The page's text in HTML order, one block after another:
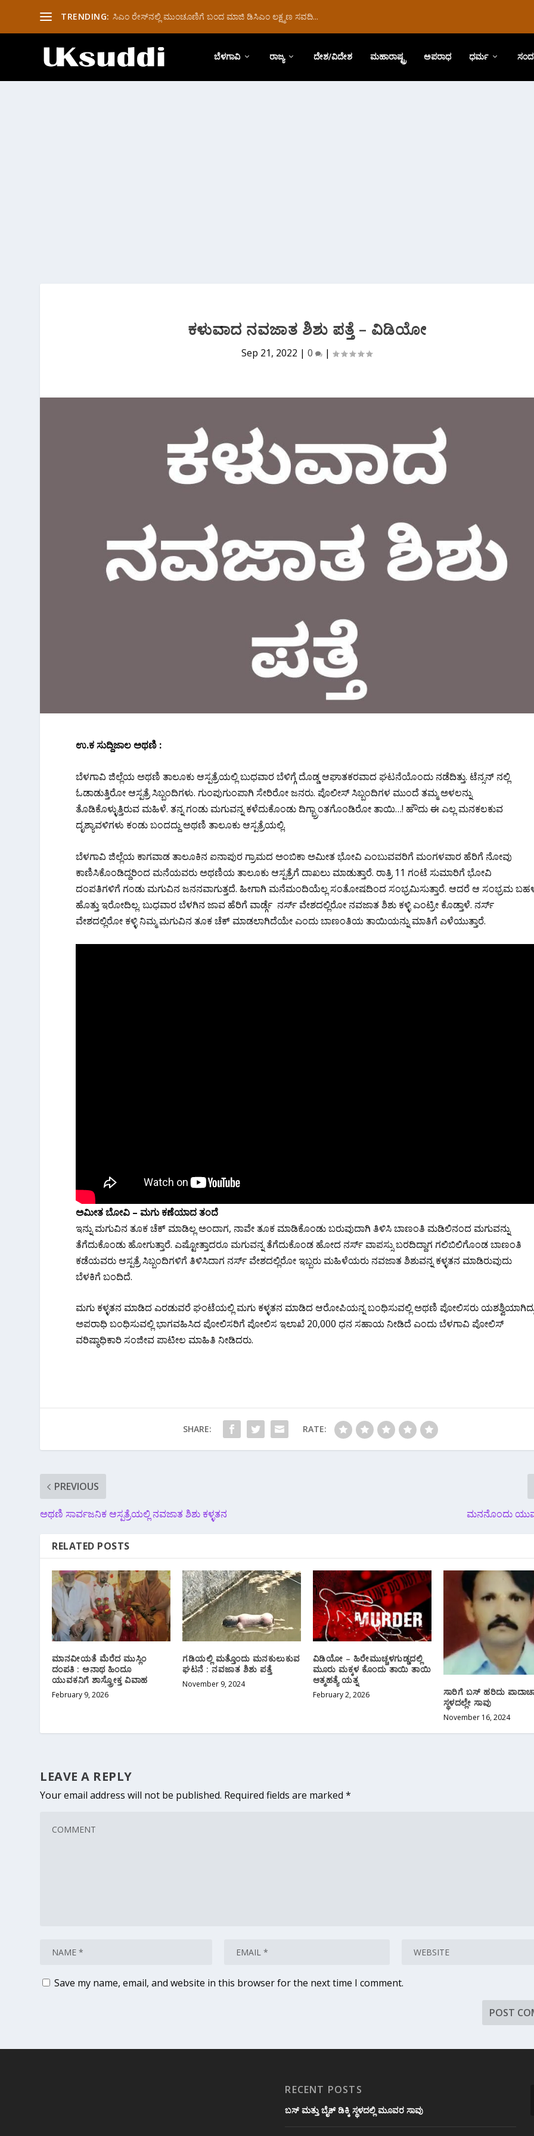
TRENDING: ಸಿಎಂ ರೇಸ್‌ನಲ್ಲಿ ಮುಂಚೂಣಿಗೆ ಬಂದ ಮಾಜಿ ಡಿಸಿಎಂ ಲಕ್ಷ್ಮಣ ಸವದಿ...
ಬೆಳಗಾವಿ ರಾಜ್ಯ ದೇಶ/ವಿದೇಶ ಮಹಾರಾಷ್ಟ್ರ ಅಪರಾಧ ಧರ್ಮ
ಕಳುವಾದ ನವಜಾತ ಶಿಶು ಪತ್ತೆ – ವಿಡಿಯೋ
Sep 21, 2022 |0 |
ಉ.ಕ ಸುದ್ದಿಜಾಲ ಅಥಣಿ :
ಬೆಳಗಾವಿ‌ ಜಿಲ್ಲೆಯ ಅಥಣಿ ತಾಲೂಕು ಆಸ್ಪತ್ರೆಯಲ್ಲಿ ಬುಧವಾರ ಬೆಳಿಗ್ಗೆ ದೊಡ್ಡ ಆಘಾತಕರವಾದ ಘಟನೆಯೊಂದು ನಡೆದಿತ್ತು. ಟೆನ್ಸನ್ ನಲ್ಲಿ
ಓಡಾಡುತ್ತಿರೋ ಆಸ್ಪತ್ರೆ ಸಿಬ್ಬಂದಿಗಳು. ಗುಂಪುಗುಂಪಾಗಿ ಸೇರಿರೋ ಜನರು. ಪೊಲೀಸ್ ಸಿಬ್ಬಂದಿಗಳ ಮುಂದೆ ತಮ್ಮ ಅಳಲನ್ನು
ತೊಡಿಕೊಳ್ಳುತ್ತಿರುವ ಮಹಿಳೆ. ತನ್ನ ಗಂಡು ಮಗುವನ್ನ ಕಳೆದುಕೊಂಡು ದಿಗ್ಭ್ರಾಂತಗೊಂಡಿರೋ ತಾಯಿ…! ಹೌದು ಈ ಎಲ್ಲ ಮನಕಲಕುವ
ದೃಶ್ಯಾವಳಿಗಳು ಕಂಡು ಬಂದದ್ದು ಅಥಣಿ ತಾಲೂಕು ಆಸ್ಪತ್ರೆಯಲ್ಲಿ.
ಬೆಳಗಾವಿ‌ ಜಿಲ್ಲೆಯ ಕಾಗವಾಡ ತಾಲೂಕಿನ ಐನಾಪುರ ಗ್ರಾಮದ ಅಂಬಿಕಾ ಅಮೀತ ಭೋವಿ ಎಂಬುವವರಿಗೆ ಮಂಗಳವಾರ ಹೆರಿಗೆ ನೋವು
ಕಾಣಿಸಿಕೊಂಡಿದ್ದರಿಂದ ಮನೆಯವರು ಅಥಣಿಯ ತಾಲೂಕು ಆಸ್ಪತ್ರೆಗೆ ದಾಖಲು ಮಾಡುತ್ತಾರೆ. ರಾತ್ರಿ 11 ಗಂಟೆ ಸುಮಾರಿಗೆ ಭೋವಿ
ದಂಪತಿಗಳಿಗೆ ಗಂಡು ಮಗುವಿನ ಜನನವಾಗುತ್ತದೆ. ಹೀಗಾಗಿ ಮನೆಮಂದಿಯೆಲ್ಲ ಸಂತೋಷದಿಂದ ಸಂಭ್ರಮಿಸುತ್ತಾರೆ. ಆದರೆ ಆ ಸಂಭ್ರಮ
ಹೊತ್ತು ಇರೋದಿಲ್ಲ. ಬುಧವಾರ ಬೆಳಗಿನ ಜಾವ ಹೆರಿಗೆ ವಾರ್ಡ್ಗೆ ನರ್ಸ್ ವೇಶದಲ್ಲಿರೋ ನವಜಾತ ಶಿಶು ಕಳ್ಳಿ ಎಂಟ್ರೀ ಕೊಡ್ತಾಳೆ. ನರ್ಸ್
ವೇಶದಲ್ಲಿರೋ ಕಳ್ಳಿ ನಿಮ್ಮ ಮಗುವಿನ ತೂಕ ಚೆಕ್ ಮಾಡಲಾಗಿದೆಯೇ ಎಂದು ಬಾಣಂತಿಯ ತಾಯಿಯನ್ನು ಮಾತಿಗೆ ಎಳೆಯುತ್ತಾರೆ.
ಅಮೀತ ಬೋವಿ – ಮಗು ಕಣೆಯಾದ ತಂದೆ
ಇನ್ನು ಮಗುವಿನ ತೂಕ ಚೆಕ್ ಮಾಡಿಲ್ಲ ಅಂದಾಗ, ನಾವೇ ತೂಕ ಮಾಡಿಕೊಂಡು ಬರುವುದಾಗಿ ತಿಳಿಸಿ ಬಾಣಂತಿ ಮಡಿಲಿನಂದ ಮಗುವನ್ನು
ತೆಗೆದುಕೊಂಡು ಹೋಗುತ್ತಾರೆ. ಎಷ್ಟೋತ್ತಾದರೂ ಮಗುವನ್ನ ತೆಗೆದುಕೊಂಡ ಹೋದ ನರ್ಸ್ ವಾಪಸ್ಸು ಬರದಿದ್ದಾಗ ಗಲಿಬಿಲಿಗೊಂಡ ಬಾಣಂತಿ
ಕಡೆಯವರು ಆಸ್ಪತ್ರೆ ಸಿಬ್ಬಂದಿಗಳಿಗೆ ತಿಳಿಸಿದಾಗ ನರ್ಸ್ ವೇಶದಲ್ಲಿರೋ ಇಬ್ಬರು ಮಹಿಳೆಯರು ನವಜಾತ ಶಿಶುವನ್ನ ಕಳ್ಳತನ ಮಾಡಿರುವುದು
ಬೆಳಕಿಗೆ ಬಂದಿದೆ.
ಮಗು ಕಳ್ಳತನ ಮಾಡಿದ ಎರಡುವರೆ ಘಂಟೆಯಲ್ಲಿ ಮಗು ಕಳ್ಳತನ ಮಾಡಿದ ಆರೋಪಿಯನ್ನ ಬಂಧಿಸುವಲ್ಲಿ ಅಥಣಿ‌ ಪೋಲಿಸರು‌
ಅಪರಾಧಿ ಬಂಧಿಸುವಲ್ಲಿ ಭಾಗವಹಿಸಿದ ಪೋಲಿಸರಿಗೆ ಪೋಲಿಸ ಇಲಾಖೆ 20,000 ಧನ ಸಹಾಯ ನೀಡಿದೆ ಎಂದು ಬೆಳಗಾವಿ ಪೋಲಿಸ್
ವರಿಷ್ಠಾಧಿಕಾರಿ‌ ಸಂಜೀವ ಪಾಟೀಲ ಮಾಹಿತಿ‌ ನೀಡಿದರು.
SHARE: RATE:
PREVIOUS
ಅಥಣಿ ಸಾರ್ವಜನಿಕ ಆಸ್ಪತ್ರೆಯಲ್ಲಿ ನವಜಾತ ಶಿಶು ಕಳ್ಳತನ ಮನನೊಂದು
RELATED POSTS
ಮಾನವೀಯತೆ ಮೆರೆದ ಮುಸ್ಲಿಂ
ದಂಪತಿ : ಅನಾಥ ಹಿಂದೂ
ಯುವಕನಿಗೆ ಶಾಸ್ತ್ರೋಕ್ತ ವಿವಾಹ
February 9, 2026
ಗಡಿಯಲ್ಲಿ ಮತ್ತೊಂದು ಮನಕುಲುಕುವ
ಘಟನೆ : ನವಜಾತ ಶಿಶು ಪತ್ತೆ
November 9, 2024
ವಿಡಿಯೋ – ಹಿರೇಮುಚ್ಚಳಗುಡ್ಡದಲ್ಲಿ
ಮೂರು ಮಕ್ಕಳ ಕೊಂದು ತಾಯಿ ತಾಯಿ
ಆತ್ಮಹತ್ಯೆ ಯತ್ನ
February 2, 2026
ಸಾರಿಗೆ ಬಸ್ ಹರಿದು
ಸ್ಥಳದಲ್ಲೇ ಸಾವು
November 16, 2024
LEAVE A REPLY
Your email address will not be published. Required fields are marked*
Save my name, email, and website in this browser for the next time I comment.
RECENT POSTS
ಬಸ್ ಮತ್ತು ಬೈಕ್ ಡಿಕ್ಕಿ ಸ್ಥಳದಲ್ಲಿ ಮೂವರ ಸಾವು